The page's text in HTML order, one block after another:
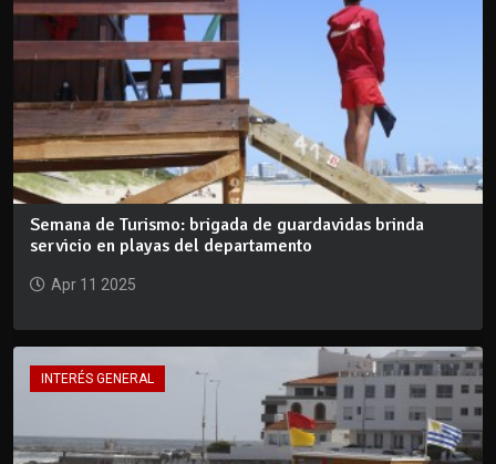
Semana de Turismo: brigada de guardavidas brinda
servicio en playas del departamento
Apr 11 2025
INTERÉS GENERAL